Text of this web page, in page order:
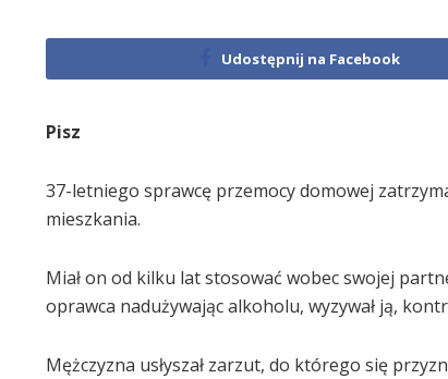
Udostępnij na Facebook
Pisz
37-letniego sprawcę przemocy domowej
mieszkania.
Miał on od kilku lat stosować wobec swojej
oprawca nadużywając alkoholu, wyzywał ją,
Mężczyzna usłyszał zarzut, do którego się